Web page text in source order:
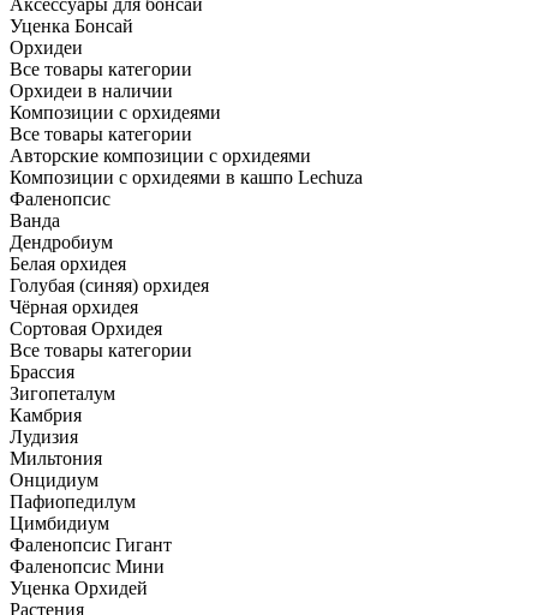
Уценка Бонсай
Орхидеи
Все товары категории
Орхидеи в наличии
Композиции с орхидеями
Все товары категории
Авторские композиции с орхидеями
Композиции с орхидеями в кашпо Lechuza
Фаленопсис
Ванда
Дендробиум
Белая орхидея
Голубая (синяя) орхидея
Чёрная орхидея
Сортовая Орхидея
Все товары категории
Брассия
Зигопеталум
Камбрия
Лудизия
Мильтония
Онцидиум
Пафиопедилум
Цимбидиум
Фаленопсис Гигант
Фаленопсис Мини
Уценка Орхидей
Растения